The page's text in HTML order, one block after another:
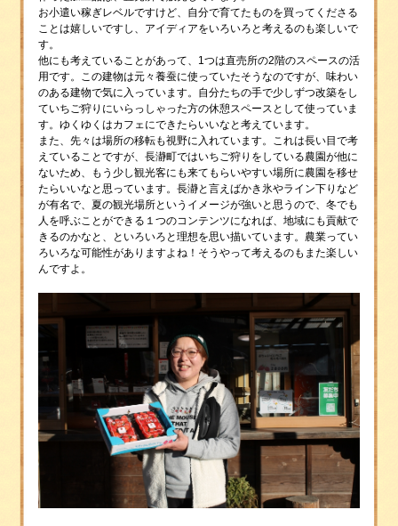
お小遣い稼ぎレベルですけど、自分で育てたものを買ってくださる
ことは嬉しいですし、アイディアをいろいろと考えるのも楽しいで
す。
他にも考えていることがあって、1つは直売所の2階のスペースの活
用です。この建物は元々養蚕に使っていたそうなのですが、味わい
のある建物で気に入っています。自分たちの手で少しずつ改築をし
ていちご狩りにいらっしゃった方の休憩スペースとして使っていま
す。ゆくゆくはカフェにできたらいいなと考えています。
また、先々は場所の移転も視野に入れています。これは長い目で考
えていることですが、長瀞町ではいちご狩りをしている農園が他に
ないため、もう少し観光客にも来てもらいやすい場所に農園を移せ
たらいいなと思っています。長瀞と言えばかき氷やライン下りなど
が有名で、夏の観光場所というイメージが強いと思うので、冬でも
人を呼ぶことができる１つのコンテンツになれば、地域にも貢献で
きるのかなと、といろいろと理想を思い描いています。農業ってい
ろいろな可能性がありますよね！そうやって考えるのもまた楽しい
んですよ。